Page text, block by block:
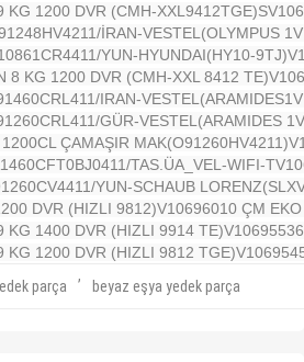
KG 1200 DVR (CMH-XXL9412TGE)S
İRAN-VESTEL(OLYMPUS 1
YUN-HYUNDAI(HY10-9TJ)
8 KG 1200 DVR (CMH-XXL 8412 TE)
IRAN-VESTEL(ARAMIDES1
GÜR-VESTEL(ARAMIDES 1
ÇAMAŞIR MAK(O91260HV4211)
TAS.ÜA_VEL-WIFI-T
YUN-SCHAUB LORENZ(SLX
DVR (HIZLI 9812)V10696010 ÇM
KG 1400 DVR (HIZLI 9914 TE)
KG 1200 DVR (HIZLI 9812 TGE)
parça
,
beyaz eşya yedek parça